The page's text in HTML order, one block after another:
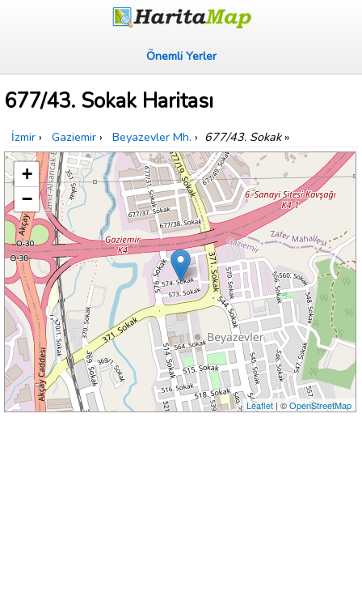
Önemli Yerler
677/43. Sokak Haritası
İzmir › Gaziemir › Beyazevler Mh. › 677/43. Sokak»
+
−
Leaflet| ©OpenStreetMap